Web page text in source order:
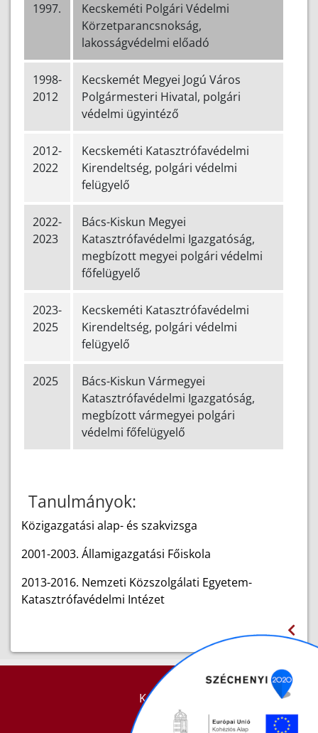
1997.
Kecskeméti Polgári Védelmi
Körzetparancsnokság,
lakosságvédelmi előadó
1998-
2012
Kecskemét Megyei Jogú Város
Polgármesteri Hivatal, polgári
védelmi ügyintéző
2012-
2022
Kecskeméti Katasztrófavédelmi
Kirendeltség, polgári védelmi
felügyelő
2022-
2023
Bács-Kiskun Megyei
Katasztrófavédelmi Igazgatóság,
megbízott megyei polgári védelmi
főfelügyelő
2023-
2025
Kecskeméti Katasztrófavédelmi
Kirendeltség, polgári védelmi
felügyelő
2025
Bács-Kiskun Vármegyei
Katasztrófavédelmi Igazgatóság,
megbízott vármegyei polgári
védelmi főfelügyelő
Tanulmányok:
Közigazgatási alap- és szakvizsga
2001-2003. Államigazgatási Főiskola
2013-2016. Nemzeti Közszolgálati Egyetem-
Katasztrófavédelmi Intézet
KAPCSOLAT
IMPRESSZUM